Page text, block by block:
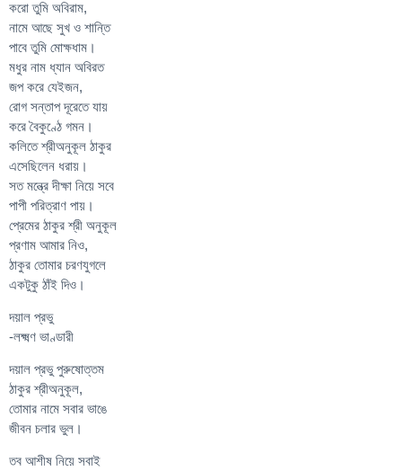
করো তুমি অবিরাম,
নামে আছে সুখ ও শান্তি
পাবে তুমি মোক্ষধাম।
মধুর নাম ধ্যান অবিরত
জপ করে যেইজন,
রোগ সন্তাপ দূরেতে যায়
করে বৈকুণ্ঠে গমন।
কলিতে শ্রীঅনুকূল ঠাকুর
এসেছিলেন ধরায়।
সত মন্ত্রে দীক্ষা নিয়ে সবে
পাপী পরিত্রাণ পায়।
প্রেমের ঠাকুর শ্রী অনুকূল
প্রণাম আমার নিও,
ঠাকুর তোমার চরণযুগলে
একটুকু ঠাঁই দিও।
দয়াল প্রভু
-লক্ষ্মণ ভাণ্ডারী
দয়াল প্রভু পুরুষোত্তম
ঠাকুর শ্রীঅনুকূল,
তোমার নামে সবার ভাঙে
জীবন চলার ভুল।
তব আশীষ নিয়ে সবাই